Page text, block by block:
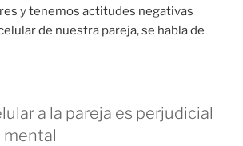
y tenemos actitudes negativas
de nuestra pareja, se habla de
a la pareja es perjudicial
mental